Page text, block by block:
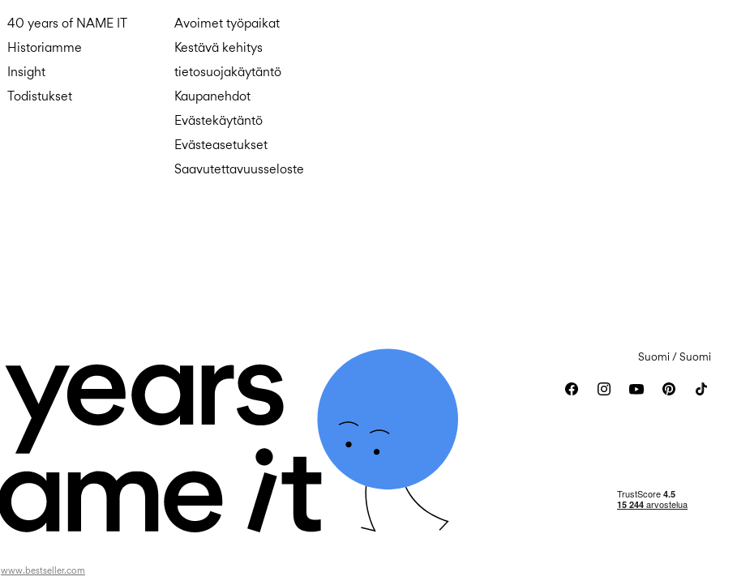
40 years of NAME IT
Historiamme
Insight
Todistukset
Avoimet työpaikat
Kestävä kehitys
tietosuojakäytäntö
Kaupanehdot
Evästekäytäntö
Evästeasetukset
Saavutettavuusseloste
Suomi / Suomi
www.bestseller.com